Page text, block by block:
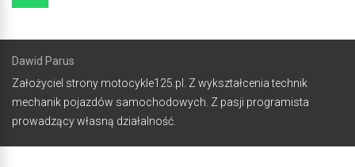
Dawid Parus
Założyciel strony motocykle125.pl. Z wykształcenia technik
mechanik pojazdów samochodowych. Z pasji programista
prowadzący własną działalność.